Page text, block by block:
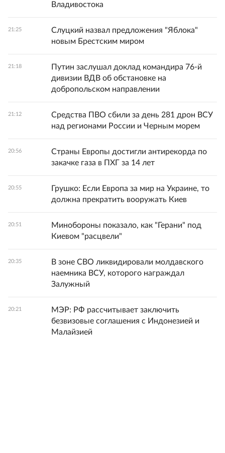
Владивостока
21:25
Слуцкий назвал предложения "Яблока"
новым Брестским миром
21:18
Путин заслушал доклад командира 76-й
дивизии ВДВ об обстановке на
добропольском направлении
21:12
Средства ПВО сбили за день 281 дрон ВСУ
над регионами России и Черным морем
20:56
Страны Европы достигли антирекорда по
закачке газа в ПХГ за 14 лет
20:55
Грушко: Если Европа за мир на Украине, то
должна прекратить вооружать Киев
20:51
Минобороны показало, как "Герани" под
Киевом "расцвели"
20:35
В зоне СВО ликвидировали молдавского
наемника ВСУ, которого награждал
Залужный
20:21
МЭР: РФ рассчитывает заключить
безвизовые соглашения с Индонезией и
Малайзией